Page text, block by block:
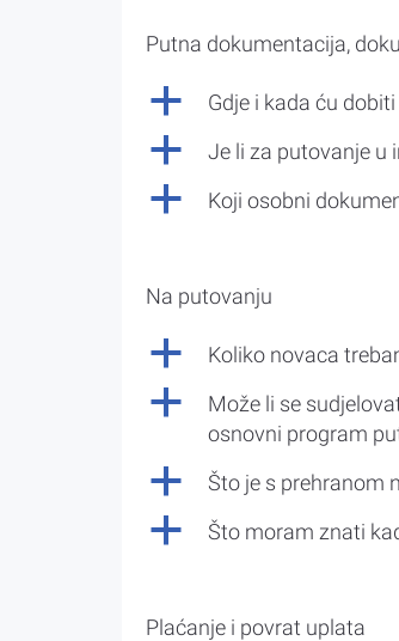
Putna dokumentacija,
a Gdje i kada ću
a Je li za putovanje u
a Koji osobni
Na putovanju
a Koliko novaca
a
Može li se
osnovni program
a Što je s prehranom
a Što moram znati
Plaćanje i povrat uplata